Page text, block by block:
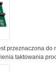
przeznaczona do
taktowania